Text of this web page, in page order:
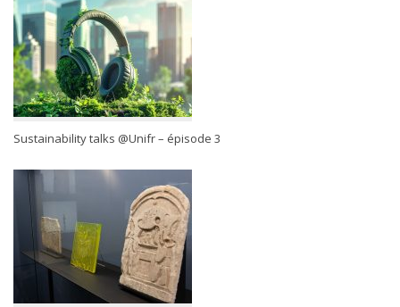
Sustainability talks @Unifr – épisode 3